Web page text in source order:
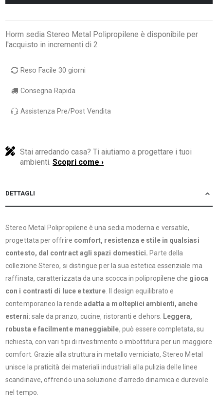
Horm sedia Stereo Metal Polipropilene è disponibile per
l'acquisto in incrementi di 2
Reso Facile 30 giorni
Consegna Rapida
Assistenza Pre/Post Vendita
Stai arredando casa? Ti aiutiamo a progettare i tuoi
ambienti.Scopri come ›
DETTAGLI
Stereo Metal Polipropilene è una sedia moderna e versatile,
progettata per offrire comfort, resistenza e stile in qualsiasi
contesto, dal contract agli spazi domestici. Parte della
collezione Stereo, si distingue per la sua estetica essenziale ma
raffinata, caratterizzata da una scocca in polipropilene che gioca
con i contrasti di luce e texture. Il design equilibrato e
contemporaneo la rende adatta a molteplici ambienti, anche
esterni: sale da pranzo, cucine, ristoranti e dehors. Leggera,
robusta e facilmente maneggiabile, può essere completata, su
richiesta, con vari tipi di rivestimento o imbottitura per un maggiore
comfort. Grazie alla struttura in metallo verniciato, Stereo Metal
unisce la praticità dei materiali industriali alla pulizia delle linee
scandinave, offrendo una soluzione d’arredo dinamica e durevole
nel tempo.